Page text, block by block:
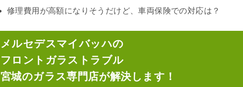
修理費用が高額になりそうだけど、車両保険での対応は？
メルセデスマイバッハの
フロントガラストラブル
宮城のガラス専門店が解決します！